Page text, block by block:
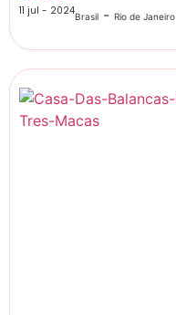
11 jul - 2024Brasil - Rio de Janeiro